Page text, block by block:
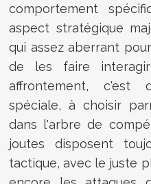
comportement
aspect stratégique
qui assez aberrant
de les faire
affrontement, c'est
spéciale, à choisir
dans l'arbre de
joutes disposent
tactique, avec le juste